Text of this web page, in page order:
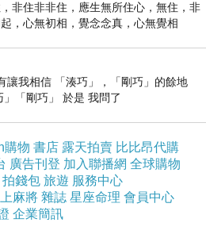
孩，靠努力習得了知識與
善家境，
景。不幸的是，
無類，
生了疲累。
習成效已達瓶頸；
動，也好像失靈。
度，雖鞭策老師們更加努
非住非非住，應生無所住心，無住，非
，心無初相，覺念念真，心無覺相
讓我相信 「湊巧」，「剛巧」的餘地
「剛巧」 於是 我問了
購物 書店 露天拍賣 比比昂代購
廣告刊登 加入聯播網 全球購物
拍錢包 旅遊 服務中心
麻將 雜誌 星座命理 會員中心
企業簡訊